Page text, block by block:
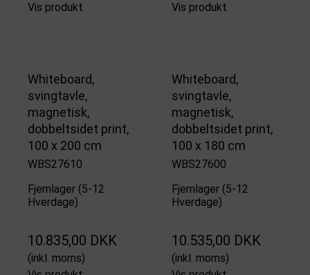
Vis produkt
Vis produkt
Whiteboard,
svingtavle,
magnetisk,
dobbeltsidet print,
100 x 200 cm
WBS27610
Fjernlager (5-12
Hverdage)
10.835,00 DKK
(inkl. moms)
Whiteboard,
svingtavle,
magnetisk,
dobbeltsidet print,
100 x 180 cm
WBS27600
Fjernlager (5-12
Hverdage)
10.535,00 DKK
(inkl. moms)